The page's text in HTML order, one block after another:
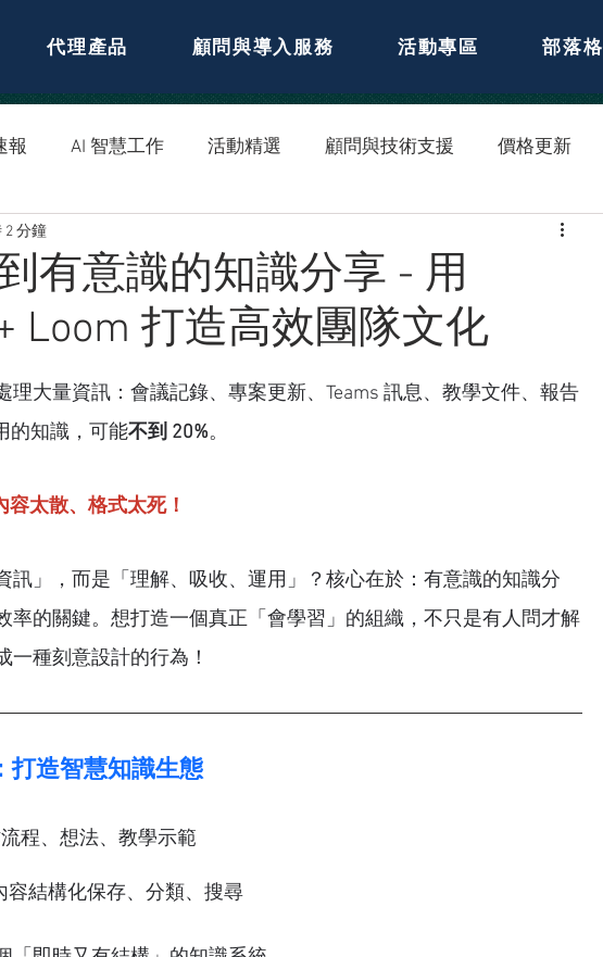
代理產品 顧問與導入服務 活動專區 部落格
報 AI 智慧工作 活動精選 顧問與技術支援 價格更新
有意識的知識分享 - 用
Loom 打造高效團隊文化
2 分鐘
理大量資訊：會議記錄、專案更新、Teams 訊息、教學文件、報告
的知識，可能不到 20%。
容太散、格式太死！
訊」，而是「理解、吸收、運用」？核心在於：有意識的知識分
率的關鍵。想打造一個真正「會學習」的組織，不只是有人問才解
一種刻意設計的行為！
打造智慧知識生態
程、想法、教學示範
容結構化保存、分類、搜尋